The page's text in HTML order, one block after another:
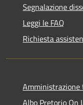
Segnalazione
Leggi le FAQ
Richiesta
Albo Pretorio On